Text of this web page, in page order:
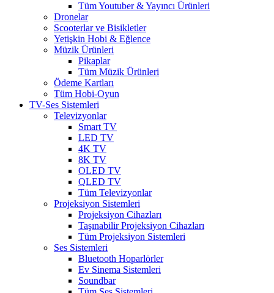
Tüm Youtuber & Yayıncı Ürünleri
Dronelar
Scooterlar ve Bisikletler
Yetişkin Hobi & Eğlence
Müzik Ürünleri
Pikaplar
Tüm Müzik Ürünleri
Ödeme Kartları
Tüm Hobi-Oyun
TV-Ses Sistemleri
Televizyonlar
Smart TV
LED TV
4K TV
8K TV
OLED TV
QLED TV
Tüm Televizyonlar
Projeksiyon Sistemleri
Projeksiyon Cihazları
Taşınabilir Projeksiyon Cihazları
Tüm Projeksiyon Sistemleri
Ses Sistemleri
Bluetooth Hoparlörler
Ev Sinema Sistemleri
Soundbar